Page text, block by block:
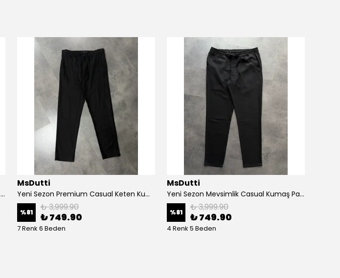
Yeni Sezon Premium Logosuz Basic T-shirt
MsDutti
Yeni Sezon Premium Casual Keten Kumaş Pantolon
%81 ₺ 3,999.90
₺ 749.90
7 Renk 6 Beden
MsDutti
Yeni Sezon Mevsimlik Casual Kumaş Pantolon
%81 ₺ 3,999.90
₺ 749.90
4 Renk 5 Beden